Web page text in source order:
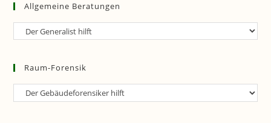
Allgemeine Beratungen
Allgemeine
Raum-Forensik
Raum-